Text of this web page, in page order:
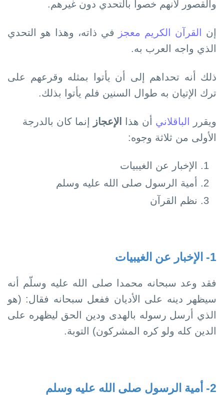
والقصور لأنھم خصوا بالتحدي دون غيرھم.
إن القرآن الكريم معجز
في ذاته، وھذا ھو التحدي
الذي واجه العرب به.
ذلك أنه تحداھم إلى أن يأتوا بمثله وقرعھم على
ترك الإتيان به طوال السنين فلم يأتوا بذلك.
ويقرر الباقلاني أن ھذا الإعجاز
إنما كان بالدرجة
الأولى من ثلاثة وجوه:
الإخبار عن الغيبيات
أمية الرسول صلى الله عليه وسلم
نظم القرآن
1- الإخبار عن الغيبيات
فقد وعد سبحانه محمدا صلى الله عليه وسلّم أنه
سيظھر دينه على الأديان ففعل سبحانه فقال: (ھو
الذي أرسل رسوله بالھدى ودين الحق ليظھره على
الدين كله ولو كره المشركون) التوبة.
2- أمية الرسول صلى الله عليه وسلم